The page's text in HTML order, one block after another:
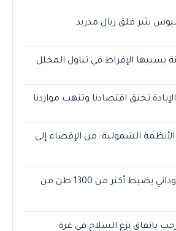
يثير قلق ريال مدريد
يسببها الإفراط في تناول المخلل
تخنق اقتصادنا وتنهب مواردنا
الأنظمة الشمولية: من الإقصاء إلى
الجيش السوداني يضبط أكثر من 1300 طن من
باتفاق نزع السلاح في غزة